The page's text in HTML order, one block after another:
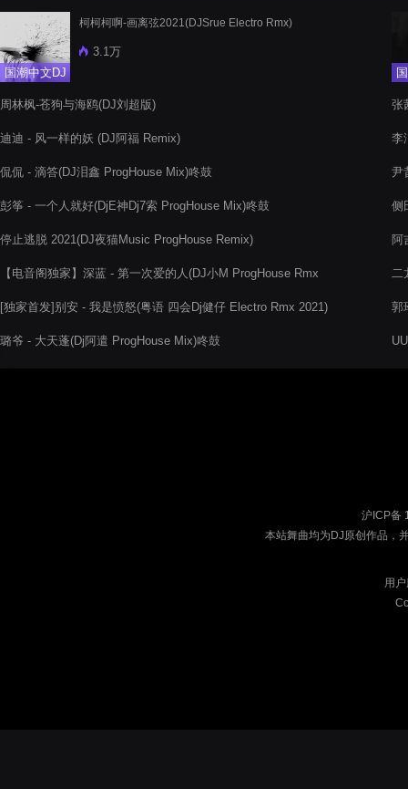
国潮中文DJ
柯柯柯啊-画离弦2021(DJSrue Electro Rmx)
3.1万
周林枫-苍狗与海鸥(DJ刘超版)
迪迪 - 风一样的妖 (DJ阿福 Remix)
侃侃 - 滴答(DJ泪鑫 ProgHouse Mix)咚鼓
彭筝 - 一个人就好(DjE神Dj7索 ProgHouse Mix)咚鼓
停止逃脱 2021(DJ夜猫Music ProgHouse Remix)
【电音阁独家】深蓝 - 第一次爱的人(DJ小M ProgHouse Rmx
[独家首发]别安 - 我是愤怒(粤语 四会Dj健仔 Electro Rmx 2021)
璐爷 - 大天蓬(Dj阿遣 ProgHouse Mix)咚鼓
张
李
尹
侧
阿
二
郭
沪ICP备
本站舞曲均为DJ原创作品，
用